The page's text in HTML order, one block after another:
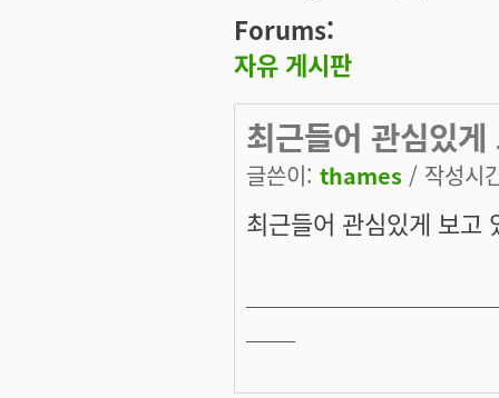
Forums:
자유 게시판
최근들어 관심있
글쓴이: thames / 작성시
최근들어 관심있게 보고
──